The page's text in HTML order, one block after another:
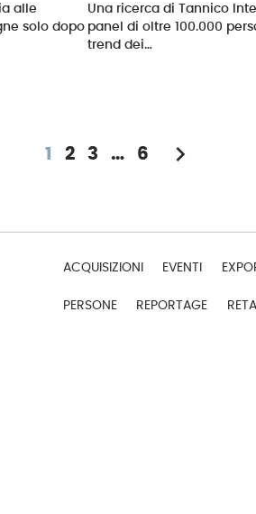
alle
solo dopo
Una ricerca di Tannico
panel di oltre 100.000
trend dei…
1 2 3 … 6 chevron_right
ACQUISIZIONI EVENTI
PERSONE REPORTAGE